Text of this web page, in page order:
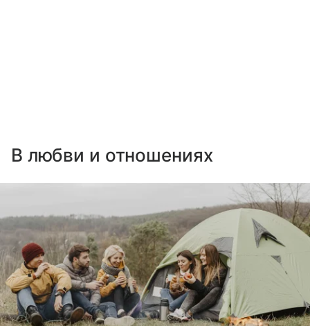
В любви и отношениях